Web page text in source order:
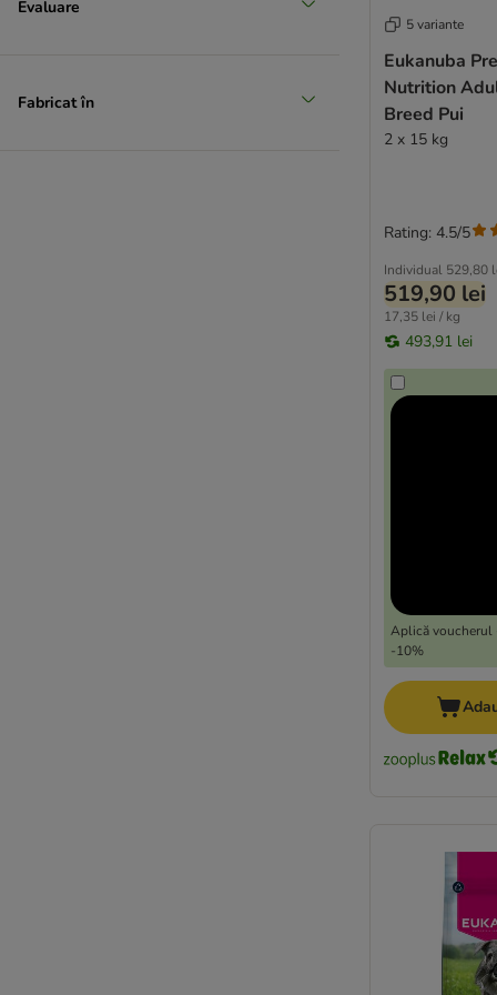
Josera
Best Nature
Evaluare
Fabricat în
5 variante
Eukanuba
Nutrition
Breed Pui
2 x 15 kg
Individual 529,80
519,90 lei
17,35 lei / kg
493,91 lei
Aplică voucherul
-10%
Rating: 4.5/5